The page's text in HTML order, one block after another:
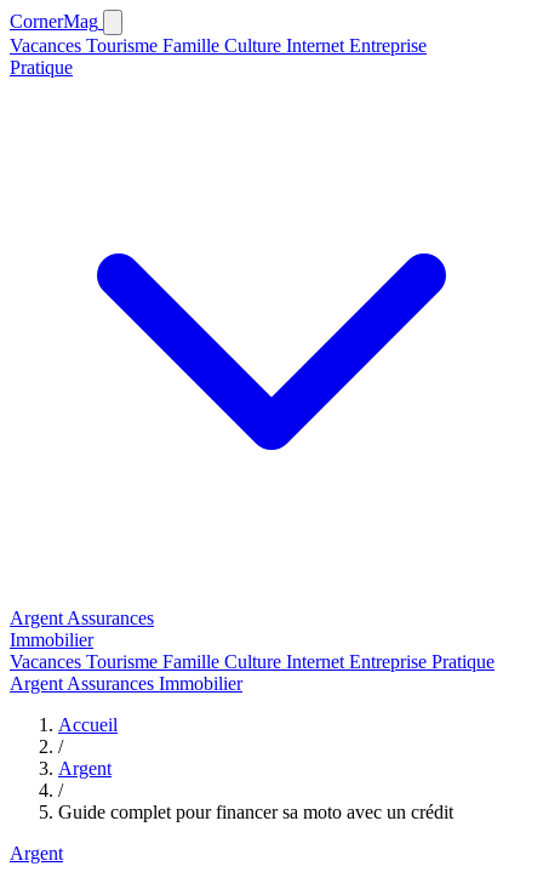
CornerMag
Vacances Tourisme Famille Culture Internet Entreprise
Pratique
Argent Assurances
Immobilier
Vacances Tourisme Famille Culture Internet Entreprise Pratique
Argent Assurances Immobilier
Accueil
/
Argent
/
Guide complet pour financer sa moto avec un crédit
Argent